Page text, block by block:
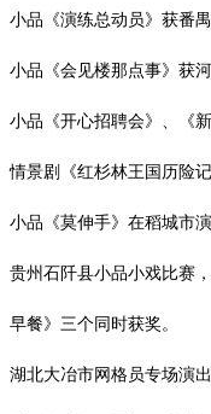
小品《演练总动员》获番
小品《会见楼那点事》获
小品《开心招聘会》、《
情景剧《红杉林王国历险
小品《莫伸手》在稻城市
贵州石阡县小品小戏比赛
早餐》三个同时获奖。
湖北大冶市网格员专场演